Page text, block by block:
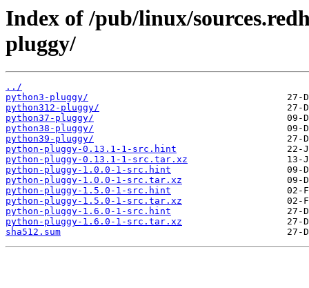
Index of /pub/linux/
pluggy/
../
python3-pluggy/
python312-pluggy/
python37-pluggy/
python38-pluggy/
python39-pluggy/
python-pluggy-0.13.1-1-src.hint
python-pluggy-0.13.1-1-src.tar.xz
python-pluggy-1.0.0-1-src.hint
python-pluggy-1.0.0-1-src.tar.xz
python-pluggy-1.5.0-1-src.hint
python-pluggy-1.5.0-1-src.tar.xz
python-pluggy-1.6.0-1-src.hint
python-pluggy-1.6.0-1-src.tar.xz
sha512.sum